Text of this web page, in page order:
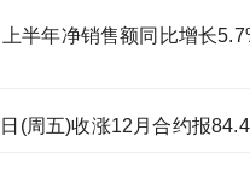
半年净销售额同比增长
(周五)收涨12月合约报